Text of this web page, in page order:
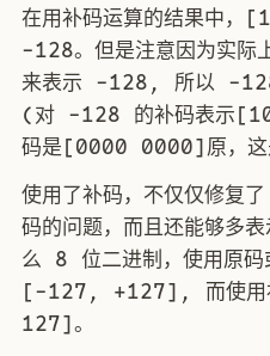
在用补码运算的结果中
-128。但是注意因为实
来表示 -128, 所以 -128
(对 -128 的补码表示
码是[0000 0000]原，这
使用了补码，不仅仅修复
码的问题，而且还能够多
么 8 位二进制，使用原码
[-127, +127], 而使用
127]。